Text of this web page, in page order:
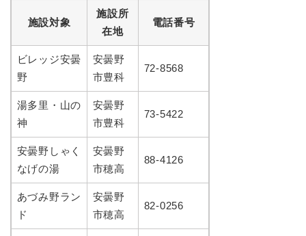
施設対象
施設所
在地
電話番号
ビレッジ安曇
野
安曇野
市豊科
72-8568
湯多里・山の
神
安曇野
市豊科
73-5422
安曇野しゃく
なげの湯
安曇野
市穂高
88-4126
あづみ野ラン
ド
安曇野
市穂高
82-0256